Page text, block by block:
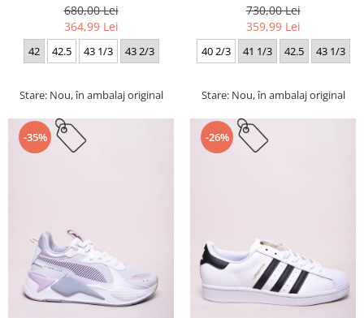
680,00 Lei
364,99 Lei
42 42.5 43 1/3 43 2/3
Stare: Nou, în ambalaj original
730,00 Lei
359,99 Lei
40 2/3 41 1/3 42.5 43 1/3
Stare: Nou, în ambalaj original
-35% -26%